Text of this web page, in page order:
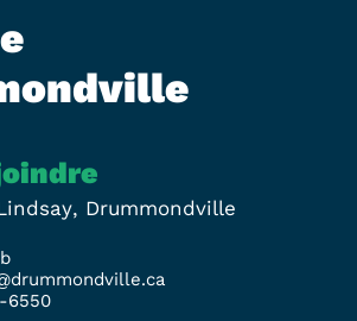
Drummondville
6550